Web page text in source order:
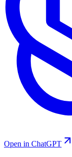
Open in ChatGPT